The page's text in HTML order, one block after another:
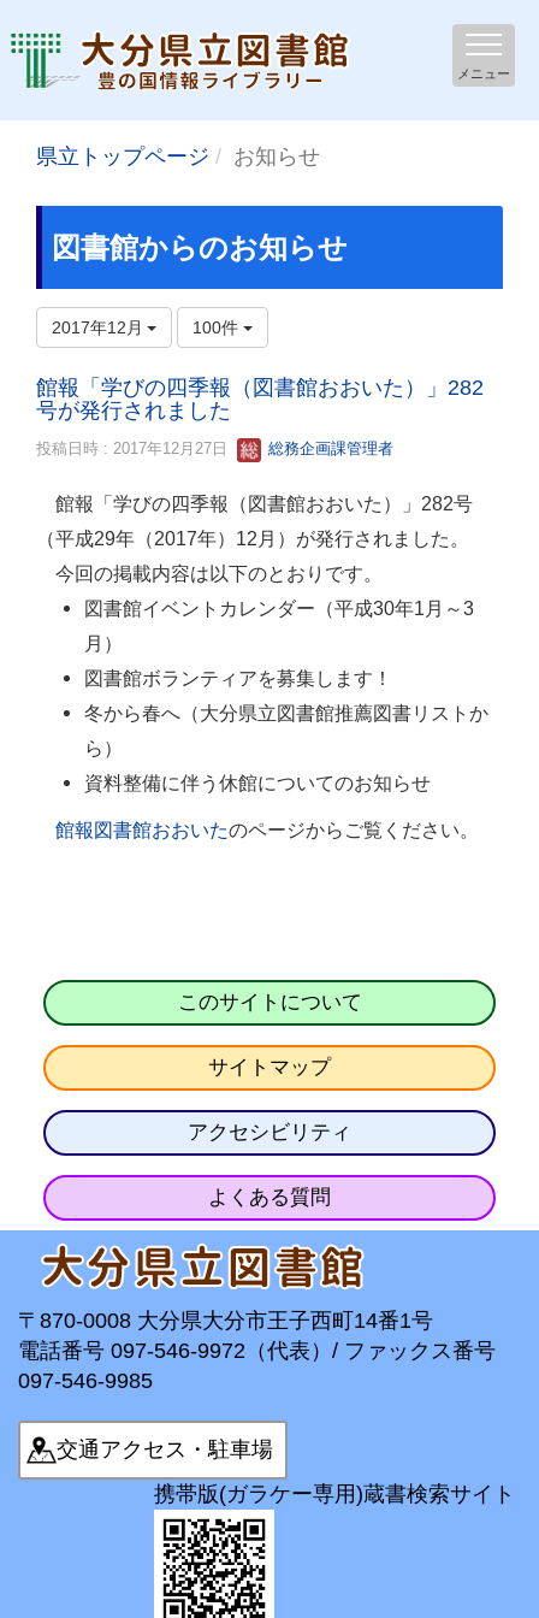
メニュー
県立トップページ お知らせ
図書館からのお知らせ
2017年12月 100件
館報「学びの四季報（図書館おおいた）」282
号が発行されました
投稿日時 : 2017年12月27日 総務企画課管理者
館報「学びの四季報（図書館おおいた）」282号
（平成29年（2017年）12月）が発行されました。
今回の掲載内容は以下のとおりです。
図書館イベントカレンダー（平成30年1月～3
月）
図書館ボランティアを募集します！
冬から春へ（大分県立図書館推薦図書リストか
ら）
資料整備に伴う休館についてのお知らせ
館報図書館おおいたのページからご覧ください。
このサイトについて
サイトマップ
アクセシビリティ
よくある質問
〒870-0008 大分県大分市王子西町14番1号
電話番号 097-546-9972（代表）/ ファックス番号
097-546-9985
交通アクセス・駐車場
携帯版(ガラケー専用)蔵書検索サイト